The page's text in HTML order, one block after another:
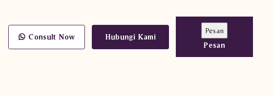
Consult Now
Hubungi Kami
Pesan